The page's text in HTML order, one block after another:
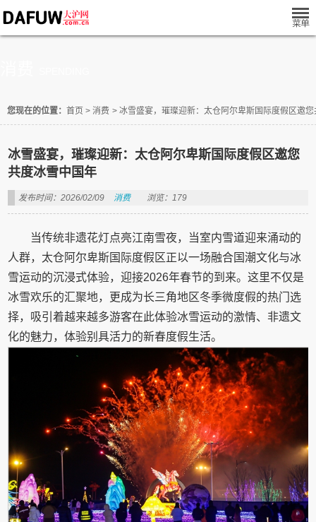
您现在的位置： 首页 > 消费 > 冰雪盛宴，璀璨迎新：太仓阿尔卑斯国际度假区邀
冰雪盛宴，璀璨迎新：太仓阿尔卑斯国际度假区邀您
共度冰雪中国年
发布时间：2026/02/09 消费 浏览：179
当传统非遗花灯点亮江南雪夜，当室内雪道迎来涌动的
人群，太仓阿尔卑斯国际度假区正以一场融合国潮文化与冰
雪运动的沉浸式体验，迎接2026年春节的到来。这里不仅是
冰雪欢乐的汇聚地，更成为长三角地区冬季微度假的热门选
择，吸引着越来越多游客在此体验冰雪运动的激情、非遗文
化的魅力，体验别具活力的新春度假生活。